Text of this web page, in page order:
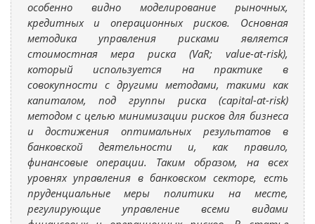
особенно видно моделирование рыночных,
кредитных и операционных рисков. Основная
методика управления рисками является
стоимостная мера риска (VaR; value-at-risk),
который используется на практике в
совокупности с другими методами, такими как
капиталом, под группы риска (capital-at-risk)
методом с целью минимизации рисков для бизнеса
и достижения оптимальных результатов в
банковской деятельности и, как правило,
финансовые операции. Таким образом, на всех
уровнях управления в банковском секторе, есть
пруденциальные меры политики на месте,
регулирующие управление всеми видами